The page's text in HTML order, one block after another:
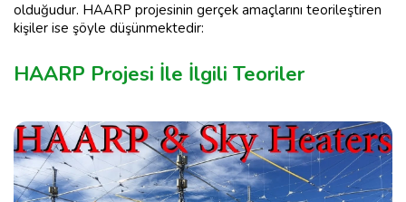
olduğudur. HAARP projesinin gerçek amaçlarını teorileştiren
kişiler ise şöyle düşünmektedir:
HAARP Projesi İle İlgili Teoriler